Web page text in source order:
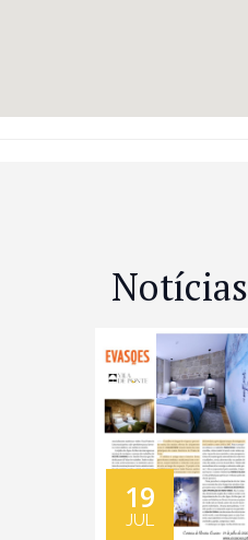
Notícias
19
JUL